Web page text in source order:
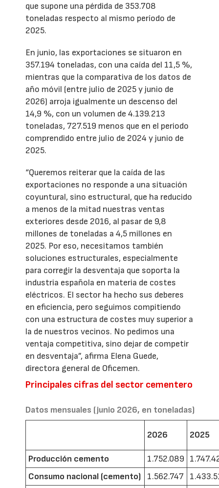
que supone una pérdida de 353.708
toneladas respecto al mismo período de
2025.
En junio, las exportaciones se situaron en
357.194 toneladas, con una caída del 11,5 %,
mientras que la comparativa de los datos de
año móvil (entre julio de 2025 y junio de
2026) arroja igualmente un descenso del
14,9 %, con un volumen de 4.139.213
toneladas, 727.519 menos que en el periodo
comprendido entre julio de 2024 y junio de
2025.
“Queremos reiterar que la caída de las
exportaciones no responde a una situación
coyuntural, sino estructural, que ha reducido
a menos de la mitad nuestras ventas
exteriores desde 2016, al pasar de 9,8
millones de toneladas a 4,5 millones en
2025. Por eso, necesitamos también
soluciones estructurales, especialmente
para corregir la desventaja que soporta la
industria española en materia de costes
eléctricos. El sector ha hecho sus deberes
en eficiencia, pero seguimos compitiendo
con una estructura de costes muy superior a
la de nuestros vecinos. No pedimos una
ventaja competitiva, sino dejar de competir
en desventaja”, afirma Elena Guede,
directora general de Oficemen.
Principales cifras del sector cementero
Datos mensuales (junio 2026, en toneladas)
2026 2025
Producción cemento 1.752.089
Consumo nacional (cemento)
1.562.747